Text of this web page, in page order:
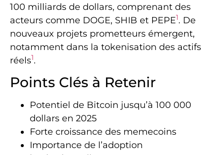
100 milliards de dollars, comprenant des
acteurs comme DOGE, SHIB et PEPE1. De
nouveaux projets prometteurs émergent,
notamment dans la tokenisation des actifs
réels1.
Points Clés à Retenir
Potentiel de Bitcoin jusqu’à 100 000
dollars en 2025
Forte croissance des memecoins
Importance de l’adoption